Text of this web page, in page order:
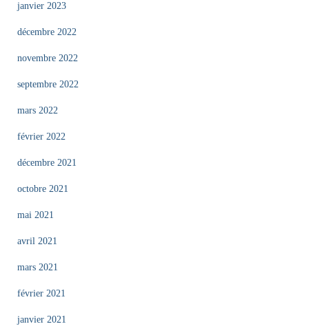
janvier 2023
décembre 2022
novembre 2022
septembre 2022
mars 2022
février 2022
décembre 2021
octobre 2021
mai 2021
avril 2021
mars 2021
février 2021
janvier 2021